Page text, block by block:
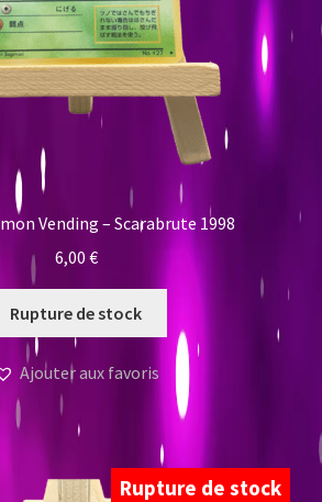
Vending – Scarabrute 1998
6,00 €
Rupture de stock
Ajouter aux favoris
Rupture de stock